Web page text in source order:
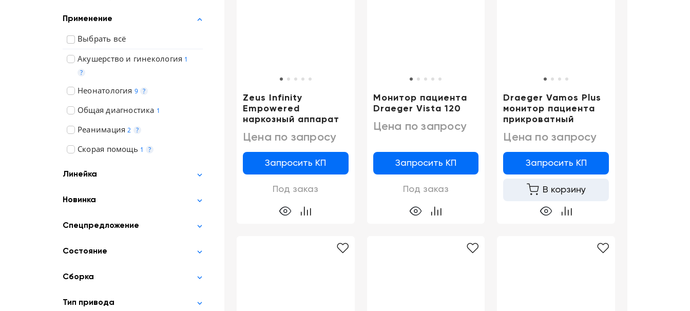
Применение
Выбрать всё
Акушерство и гинекология 1
?
Неонатология 9 ?
Общая диагностика 1
Реанимация 2 ?
Скорая помощь 1 ?
Линейка
Новинка
Спецпредложение
Состояние
Сборка
Тип привода
Zeus Infinity
Empowered
наркозный аппарат
Цена по запросу
Запросить КП
Под заказ
Монитор пациента
Draeger Vista 120
Цена по запросу
Запросить КП
Под заказ
Draeger Vamos Plus
монитор пациента
прикроватный
Цена по запросу
Запросить КП
В корзину